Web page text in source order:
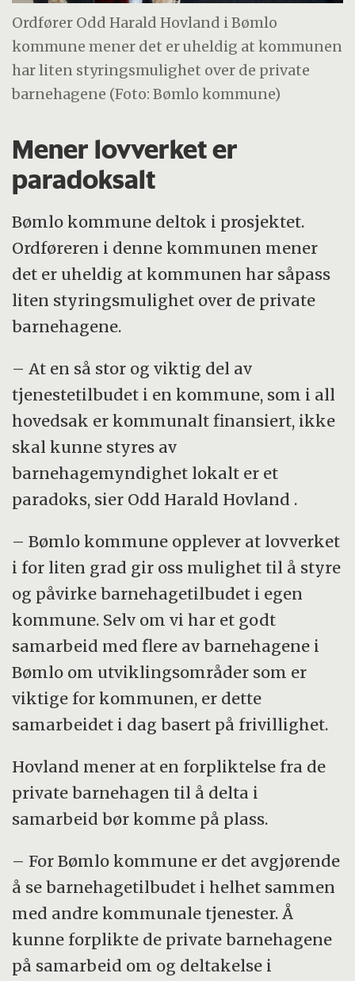
Ordfører Odd Harald Hovland i Bømlo
kommune mener det er uheldig at kommunen
har liten styringsmulighet over de private
barnehagene (Foto: Bømlo kommune)
Mener lovverket er
paradoksalt
Bømlo kommune deltok i prosjektet.
Ordføreren i denne kommunen mener
det er uheldig at kommunen har såpass
liten styringsmulighet over de private
barnehagene.
– At en så stor og viktig del av
tjenestetilbudet i en kommune, som i all
hovedsak er kommunalt finansiert, ikke
skal kunne styres av
barnehagemyndighet lokalt er et
paradoks, sier Odd Harald Hovland .
– Bømlo kommune opplever at lovverket
i for liten grad gir oss mulighet til å styre
og påvirke barnehagetilbudet i egen
kommune. Selv om vi har et godt
samarbeid med flere av barnehagene i
Bømlo om utviklingsområder som er
viktige for kommunen, er dette
samarbeidet i dag basert på frivillighet.
Hovland mener at en forpliktelse fra de
private barnehagen til å delta i
samarbeid bør komme på plass.
– For Bømlo kommune er det avgjørende
å se barnehagetilbudet i helhet sammen
med andre kommunale tjenester. Å
kunne forplikte de private barnehagene
på samarbeid om og deltakelse i